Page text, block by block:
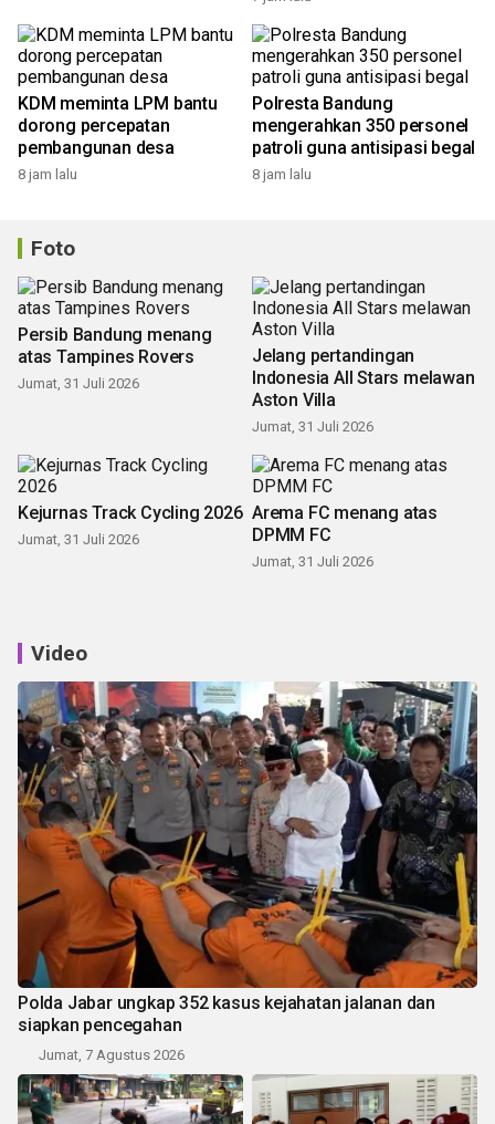
KDM meminta LPM bantu
dorong percepatan
pembangunan desa
8 jam lalu
Polresta Bandung
mengerahkan 350 personel
patroli guna antisipasi begal
8 jam lalu
Foto
Persib Bandung menang
atas Tampines Rovers
Jumat, 31 Juli 2026
Jelang pertandingan
Indonesia All Stars melawan
Aston Villa
Jumat, 31 Juli 2026
Kejurnas Track Cycling 2026
Jumat, 31 Juli 2026
Arema FC menang atas
DPMM FC
Jumat, 31 Juli 2026
Video
Polda Jabar ungkap 352 kasus kejahatan jalanan dan
siapkan pencegahan
Jumat, 7 Agustus 2026